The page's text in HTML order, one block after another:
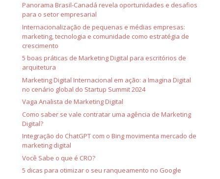
Panorama Brasil-Canadá revela oportunidades e desafios
para o setor empresarial
Internacionalização de pequenas e médias empresas:
marketing, tecnologia e comunidade como estratégia de
crescimento
5 boas práticas de Marketing Digital para escritórios de
arquitetura
Marketing Digital Internacional em ação: a Imagina Digital
no cenário global do Startup Summit 2024
Vaga Analista de Marketing Digital
Como saber se vale contratar uma agência de Marketing
Digital?
Integração do ChatGPT com o Bing movimenta mercado de
marketing digital
Você Sabe o que é CRO?
5 dicas para otimizar o seu ranqueamento no Google